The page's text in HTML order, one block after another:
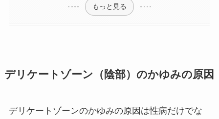
もっと見る
デリケートゾーン（陰部）のかゆみの原因
デリケートゾーンのかゆみの原因は性病だけでな